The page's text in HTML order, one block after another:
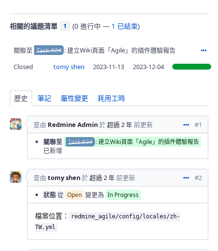
相關的議題清單 1 (0 進行中 — 1 已結束)
關聯至 Task #24 : 建立Wiki頁面「Agile」的插件體驗報告
Closed
tomy shen 2023-11-13 2023-12-04
歷史 筆記 屬性變更 耗用工時
動作
#1
是由 Redmine Admin於超過 2 年前更新
關聯至
Task #24 : 建立Wiki頁面「Agile」的插件體驗報告
已新增
動作
#2
是由 tomy shen於超過 2 年前更新
狀態從 Open 變更為 In Progress
檔案位置：
redmine_agile/config/locales/zh-
TW.yml